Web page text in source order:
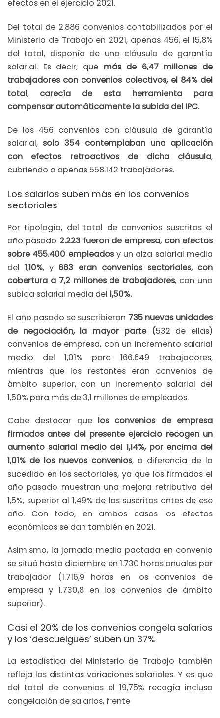
efectos en el ejercicio 2021.
Del total de 2.886 convenios contabilizados por el
Ministerio de Trabajo en 2021, apenas 456, el 15,8%
del total, disponía de una cláusula de garantía
salarial. Es decir, que más de 6,47 millones de
trabajadores con convenios colectivos, el 84% del
total, carecía de esta herramienta para
compensar automáticamente la subida del IPC.
De los 456 convenios con cláusula de garantía
salarial, solo 354 contemplaban una aplicación
con efectos retroactivos de dicha cláusula,
cubriendo a apenas 558.142 trabajadores.
Los salarios suben más en los convenios
sectoriales
Por tipología, del total de convenios suscritos el
año pasado 2.223 fueron de empresa, con efectos
sobre 455.400 empleadosy un alza salarial media
del1,10%, y 663 eran convenios sectoriales, con
cobertura a 7,2 millones de trabajadores, con una
subida salarial media del 1,50%.
El año pasado se suscribieron 735 nuevas unidades
de negociación, la mayor parte (532 de ellas)
convenios de empresa, con un incremento salarial
medio del 1,01% para 166.649 trabajadores,
mientras que los restantes eran convenios de
ámbito superior, con un incremento salarial del
1,50% para más de 3,1 millones de empleados.
Cabe destacar que los convenios de empresa
firmados antes del presente ejercicio recogen un
aumento salarial medio del 1,14%, por encima del
1,01% de los nuevos convenios, a diferencia de lo
sucedido en los sectoriales, ya que los firmados el
año pasado muestran una mejora retributiva del
1,5%, superior al 1,49% de los suscritos antes de ese
año. Con todo, en ambos casos los efectos
económicos se dan también en 2021.
Asimismo, la jornada media pactada en convenio
se situó hasta diciembre en 1.730 horas anuales por
trabajador (1.716,9 horas en los convenios de
empresa y 1.730,8 en los convenios de ámbito
superior).
Casi el 20% de los convenios congela salarios
y los ‘descuelgues’ suben un 37%
La estadística del Ministerio de Trabajo también
refleja las distintas variaciones salariales. Y es que
del total de convenios el 19,75% recogía incluso
congelación de salarios, frente